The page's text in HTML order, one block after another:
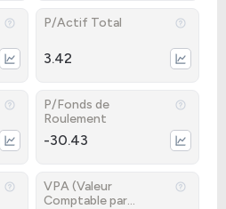
P/Actif Total
3.42
P/Fonds de
Roulement
-30.43
VPA (Valeur
Comptable par